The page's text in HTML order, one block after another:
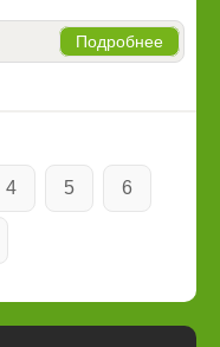
Подробнее
4 5 6